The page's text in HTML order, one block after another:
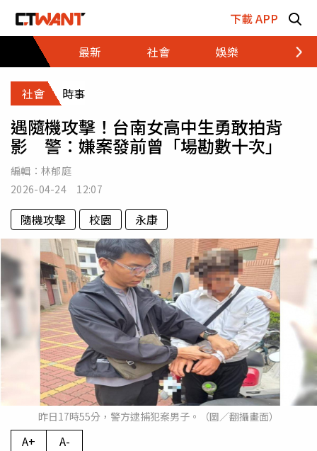
下載 APP
最新
社會 娛樂 財經
社會 時事
遇隨機攻擊！台南女高中生勇敢拍背
影 警：嫌案發前曾「場勘數十次」
編輯： 林郁庭
2026-04-24 12:07
隨機攻擊 校園 永康
昨日17時55分，警方逮捕犯案男子。（圖／翻攝畫面）
A+ A-